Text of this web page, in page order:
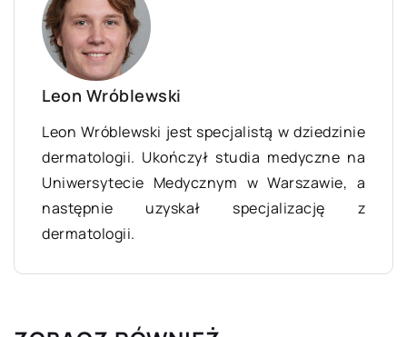
Leon Wróblewski
Leon Wróblewski jest specjalistą w dziedzinie
dermatologii. Ukończył studia medyczne na
Uniwersytecie Medycznym w Warszawie, a
następnie uzyskał specjalizację z
dermatologii.